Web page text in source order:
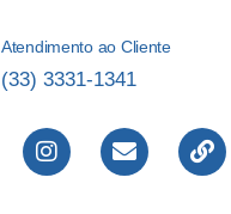
Atendimento ao Cliente
(33) 3331-1341